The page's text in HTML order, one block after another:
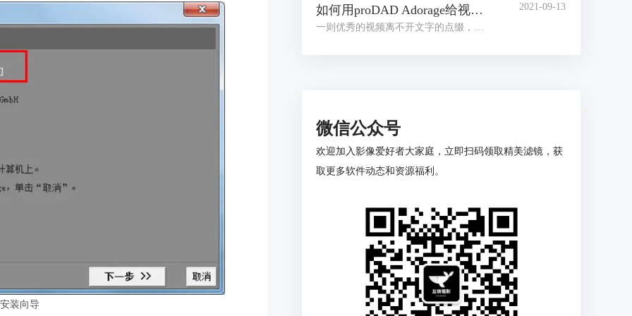
装向导
如何用proDAD Adorage给视频添加创意文字效果？
一则优秀的视频离不开文字的点缀，除了字幕的添加外，还可以给视频添加创意文字，不仅能解释视频内容，同时更能增添个性风范。
2021-09-13
微信公众号
欢迎加入影像爱好者大家庭，立即扫码领取精美滤镜，获
取更多软件动态和资源福利。